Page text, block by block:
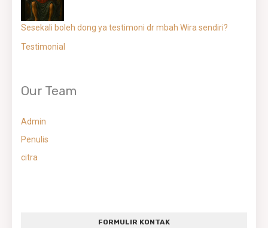
Sesekali boleh dong ya testimoni dr mbah Wira sendiri?
Testimonial
Our Team
Admin
Penulis
citra
FORMULIR KONTAK